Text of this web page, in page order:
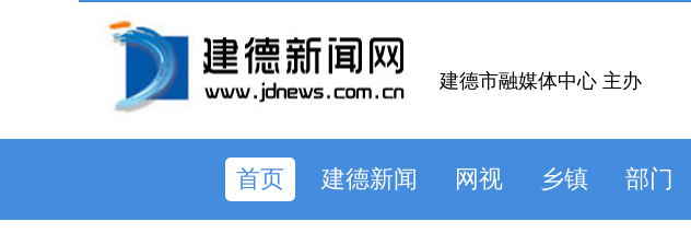
建德市融媒体中心 主办
首页 建德新闻 网视 乡镇 部门